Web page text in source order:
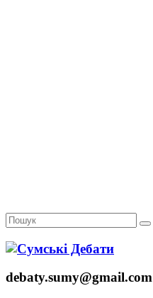
debaty.sumy@gmail.com